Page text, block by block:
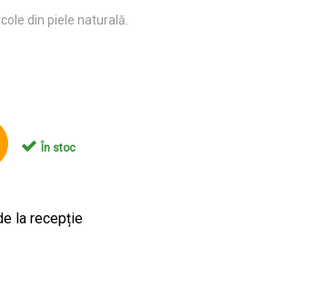
din piele naturală.
În stoc
la recepție